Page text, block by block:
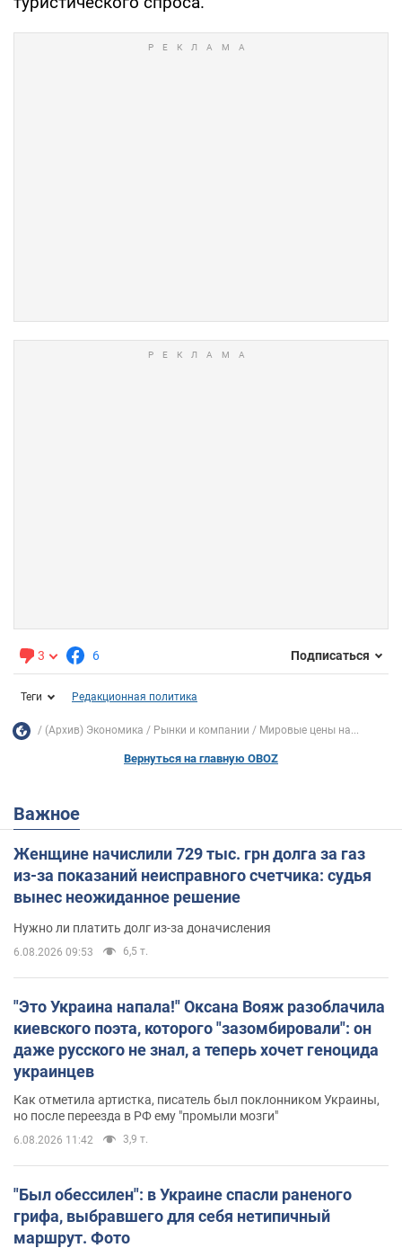
3 6 Подписаться
Теги Редакционная политика
(Архив) Экономика Рынки и компании Мировые цены на...
Вернуться на главную OBOZ
Важное
Женщине начислили 729 тыс. грн долга за газ
из-за показаний неисправного счетчика: судья
вынес неожиданное решение
Нужно ли платить долг из-за доначисления
6.08.2026 09:53 6,5 т.
"Это Украина напала!" Оксана Вояж разоблачила
киевского поэта, которого "зазомбировали": он
даже русского не знал, а теперь хочет геноцида
украинцев
Как отметила артистка, писатель был поклонником Украины,
но после переезда в РФ ему "промыли мозги"
6.08.2026 11:42 3,9 т.
"Был обессилен": в Украине спасли раненого
грифа, выбравшего для себя нетипичный
маршрут. Фото